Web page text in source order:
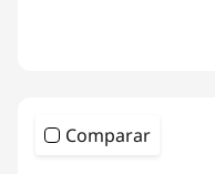
Comparar